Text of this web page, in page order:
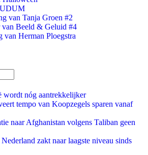
van Tanja Groen #2
van Beeld & Geluid #4
van Herman Ploegstra
wordt nóg aantrekkelijker
tempo van Koopzegels sparen vanaf
naar Afghanistan volgens Taliban geen
zakt naar laagste niveau sinds